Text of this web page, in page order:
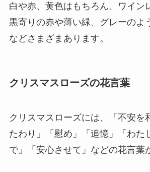
白や赤、黄色はもちろん、ワイン
黒寄りの赤や薄い緑、グレーのよ
などさまざまあります。
クリスマスローズの花言葉
クリスマスローズには、
「不安
たわり」「慰め」「追憶」「わた
で」「安心させて」 などの花言葉